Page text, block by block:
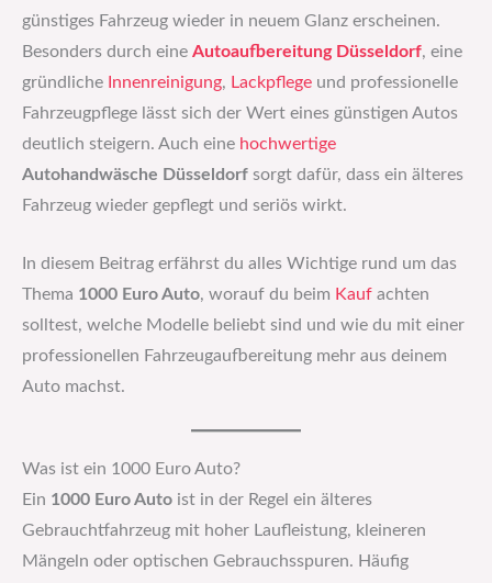
günstiges Fahrzeug wieder in neuem Glanz erscheinen.
Besonders durch eine Autoaufbereitung Düsseldorf, eine
gründliche Innenreinigung, Lackpflege und professionelle
Fahrzeugpflege lässt sich der Wert eines günstigen Autos
deutlich steigern. Auch eine hochwertige
Autohandwäsche Düsseldorf sorgt dafür, dass ein älteres
Fahrzeug wieder gepflegt und seriös wirkt.
In diesem Beitrag erfährst du alles Wichtige rund um das
Thema 1000 Euro Auto, worauf du beim Kauf achten
solltest, welche Modelle beliebt sind und wie du mit einer
professionellen Fahrzeugaufbereitung mehr aus deinem
Auto machst.
Was ist ein 1000 Euro Auto?
Ein 1000 Euro Auto ist in der Regel ein älteres
Gebrauchtfahrzeug mit hoher Laufleistung, kleineren
Mängeln oder optischen Gebrauchsspuren. Häufig